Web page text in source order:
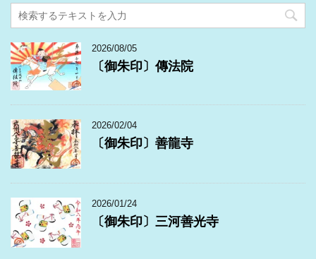
2026/08/05
〔御朱印〕傳法院
2026/02/04
〔御朱印〕善龍寺
2026/01/24
〔御朱印〕三河善光寺